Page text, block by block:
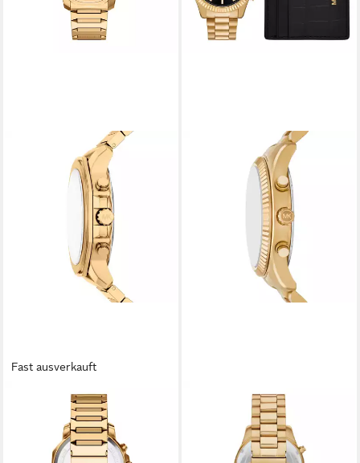
Fast ausverkauft
MICHAEL KORS
Chronograph PRESCOTT
MK9249, Quarzuhr,
Armbanduhr, Herrenuhr,
MICHAEL KORS
Chronograph LEXINGTON
MK9245SET, (Set, 2-tlg., Uhr
mit Kartenmäppchen),